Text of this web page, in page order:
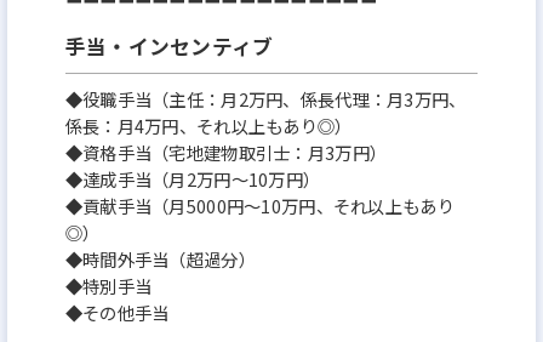
手当・インセンティブ
◆役職手当（主任：月2万円、係長代理：月3万円、
係長：月4万円、それ以上もあり◎）
◆資格手当（宅地建物取引士：月3万円）
◆達成手当（月2万円～10万円）
◆貢献手当（月5000円～10万円、それ以上もあり
◎）
◆時間外手当（超過分）
◆特別手当
◆その他手当